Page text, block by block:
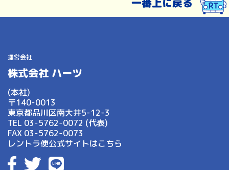
運営会社
株式会社 ハーツ
(本社)
〒140-0013
東京都品川区南大井5-12-3
TEL 03-5762-0072 (代表)
FAX 03-5762-0073
レントラ便公式サイトはこちら